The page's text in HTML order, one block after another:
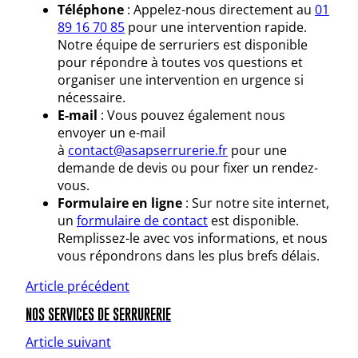
Téléphone : Appelez-nous directement au 01
89 16 70 85 pour une intervention rapide.
Notre équipe de serruriers est disponible
pour répondre à toutes vos questions et
organiser une intervention en urgence si
nécessaire.
E-mail : Vous pouvez également nous
envoyer un e-mail
à contact@asapserrurerie.fr pour une
demande de devis ou pour fixer un rendez-
vous.
Formulaire en ligne : Sur notre site internet,
un formulaire de contact est disponible.
Remplissez-le avec vos informations, et nous
vous répondrons dans les plus brefs délais.
Article précédent
NOS SERVICES DE SERRURERIE
Article suivant